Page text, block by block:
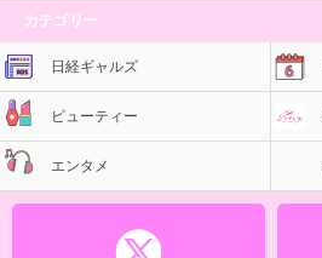
カテゴリー
日経ギャルズ
ビューティー
エンタメ